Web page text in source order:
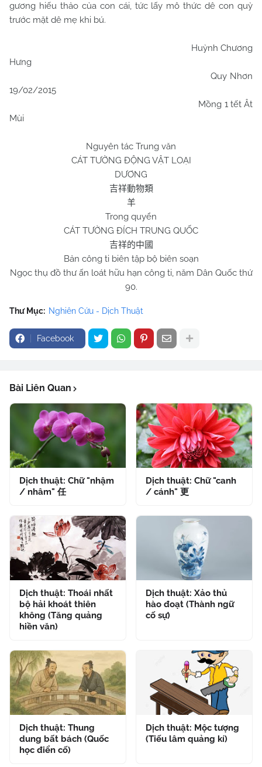
gương hiếu thảo của con cái, tức lấy mô thức dê con quỳ
trước mặt dê mẹ khi bú.
Huỳnh Chương
Hưng
Quy Nhơn
19/02/2015
Mồng 1 tết Ât
Mùi
Nguyên tác Trung văn
CÁT TƯỜNG ĐỘNG VẬT LOẠI
DƯƠNG
吉祥動物類
羊
Trong quyển
CÁT TƯỜNG ĐÍCH TRUNG QUỐC
吉祥的中國
Bản công ti biên tập bộ biên soạn
Ngọc thụ đồ thư ấn loát hữu hạn công ti, năm Dân Quốc thứ
90.
Thư Mục: Nghiên Cứu - Dịch Thuật
Facebook
Bài Liên Quan
Dịch thuật: Chữ "nhậm
/ nhâm" 任
Dịch thuật: Chữ "canh
/ cánh" 更
Dịch thuật: Thoái nhất
bộ hải khoát thiên
không (Tăng quảng
hiền văn)
Dịch thuật: Xảo thủ
hào đoạt (Thành ngữ
cố sự)
Dịch thuật: Thung
dung bất bách (Quốc
học điển cố)
Dịch thuật: Mộc tượng
(Tiếu lâm quảng kí)